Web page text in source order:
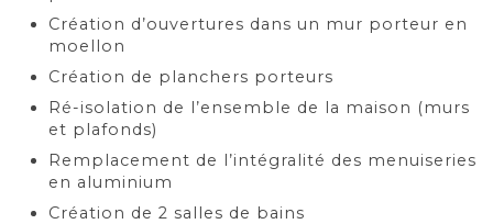
Création d’ouvertures dans un mur porteur en
moellon
Création de planchers porteurs
Ré-isolation de l’ensemble de la maison (murs
et plafonds)
Remplacement de l’intégralité des menuiseries
en aluminium
Création de 2 salles de bains